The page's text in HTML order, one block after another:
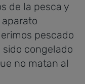
de la pesca y
pescado
congelado
no matan al